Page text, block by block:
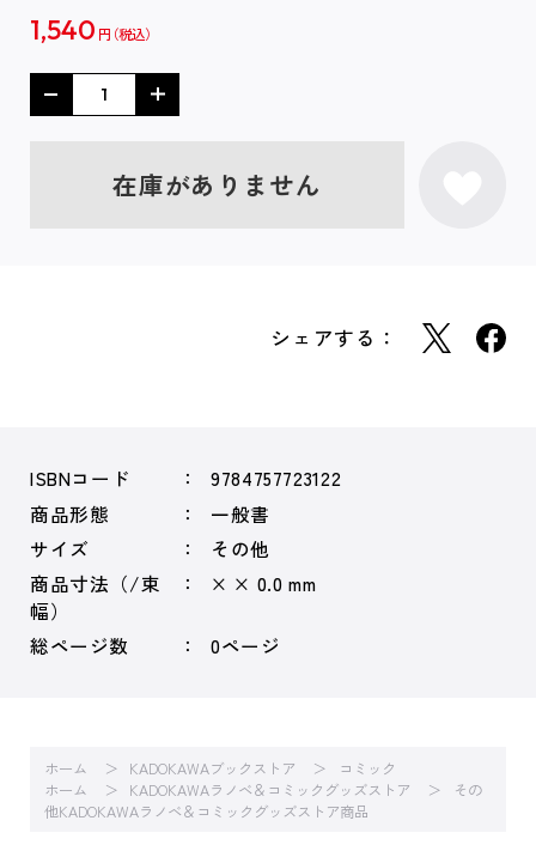
1,540 円
在庫がありません
シェアする：
ISBNコード
9784757723122
商品形態
一般書
サイズ
その他
商品寸法（/束
幅）
× × 0.0 mm
総ページ数 0ページ
ホーム KADOKAWAブックストア
コミック
ホーム
KADOKAWAラノベ＆コミックグッズストア
その
他KADOKAWAラノベ＆コミックグッズストア商品